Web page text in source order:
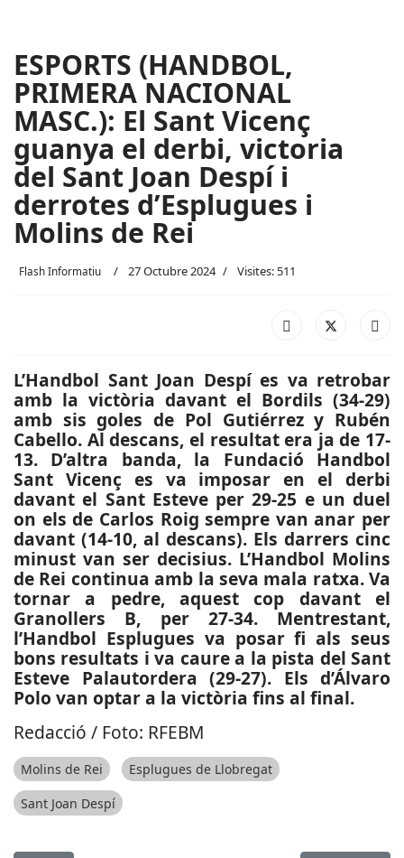
ESPORTS (HANDBOL,
PRIMERA NACIONAL
MASC.): El Sant Vicenç
guanya el derbi, victoria
del Sant Joan Despí i
derrotes d’Esplugues i
Molins de Rei
Flash Informatiu 27 Octubre 2024 Visites: 511
L’Handbol Sant Joan Despí es va retrobar
amb la victòria davant el Bordils (34-29)
amb sis goles de Pol Gutiérrez y Rubén
Cabello. Al descans, el resultat era ja de 17-
13. D’altra banda, la Fundació Handbol
Sant Vicenç es va imposar en el derbi
davant el Sant Esteve per 29-25 e un duel
on els de Carlos Roig sempre van anar per
davant (14-10, al descans). Els darrers cinc
minust van ser decisius. L’Handbol Molins
de Rei continua amb la seva mala ratxa. Va
tornar a pedre, aquest cop davant el
Granollers B, per 27-34. Mentrestant,
l’Handbol Esplugues va posar fi als seus
bons resultats i va caure a la pista del Sant
Esteve Palautordera (29-27). Els d’Álvaro
Polo van optar a la victòria fins al final.
Redacció / Foto: RFEBM
Molins de Rei
Esplugues de Llobregat
Sant Joan Despí